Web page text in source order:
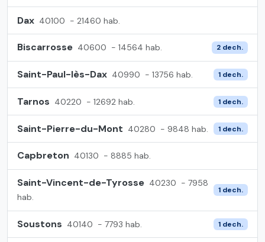
Dax 40100 - 21460 hab.
Biscarrosse 40600 - 14564 hab. 2 dech.
Saint-Paul-lès-Dax 40990 - 13756 hab. 1 dech.
Tarnos 40220 - 12692 hab. 1 dech.
Saint-Pierre-du-Mont 40280 - 9848 hab. 1 dech.
Capbreton 40130 - 8885 hab.
Saint-Vincent-de-Tyrosse 40230 - 7958
hab.
1 dech.
Soustons 40140 - 7793 hab. 1 dech.